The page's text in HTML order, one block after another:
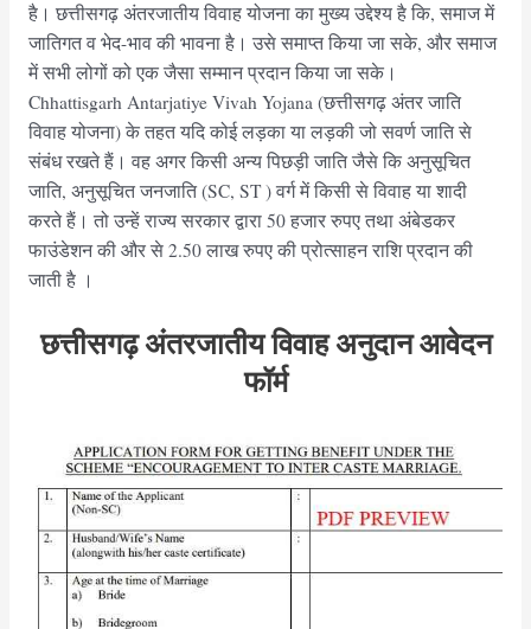
है। छत्तीसगढ़ अंतरजातीय विवाह योजना का मुख्य उद्देश्य है कि, समाज में
जातिगत व भेद-भाव की भावना है। उसे समाप्त किया जा सके, और समाज
में सभी लोगों को एक जैसा सम्मान प्रदान किया जा सके।
Chhattisgarh Antarjatiye Vivah Yojana (छत्तीसगढ़ अंतर जाति
विवाह योजना) के तहत यदि कोई लड़का या लड़की जो सवर्ण जाति से
संबंध रखते हैं। वह अगर किसी अन्य पिछड़ी जाति जैसे कि अनुसूचित
जाति, अनुसूचित जनजाति (SC, ST ) वर्ग में किसी से विवाह या शादी
करते हैं। तो उन्हें राज्य सरकार द्वारा 50 हजार रुपए तथा अंबेडकर
फाउंडेशन की और से 2.50 लाख रुपए की प्रोत्साहन राशि प्रदान की
जाती है ।
छत्तीसगढ़ अंतरजातीय विवाह अनुदान आवेदन
फॉर्म